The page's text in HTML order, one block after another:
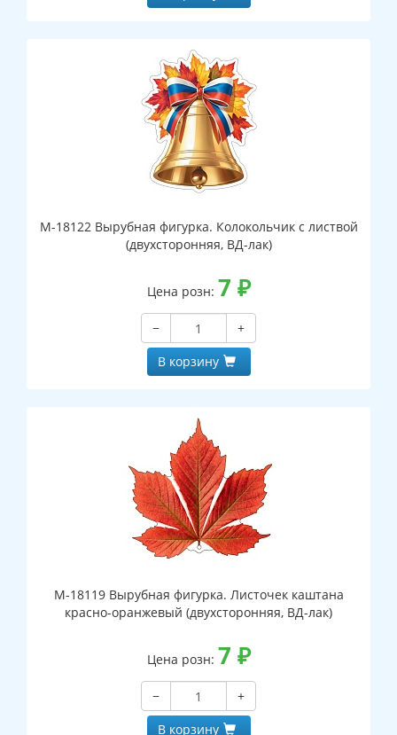
М-18122 Вырубная фигурка. Колокольчик с листвой
(двухсторонняя, ВД-лак)
Цена розн: 7 ₽
−
+
В корзину
М-18119 Вырубная фигурка. Листочек каштана
красно-оранжевый (двухсторонняя, ВД-лак)
Цена розн: 7 ₽
−
+
В корзину